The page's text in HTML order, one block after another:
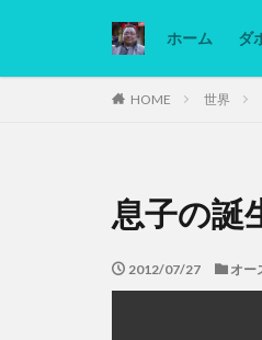
ホーム ダ
HOME 世界
息子の誕
2012/07/27 オー